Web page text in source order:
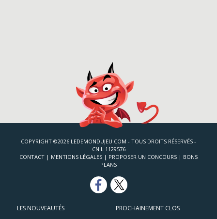
COPYRIGHT ©2026 LEDEMONDUJEU.COM - TOUS DROITS RÉSERVÉS -
CNIL 1129576
CONTACT | MENTIONS LÉGALES | PROPOSER UN CONCOURS | BONS
PLANS
LES NOUVEAUTÉS PROCHAINEMENT CLOS